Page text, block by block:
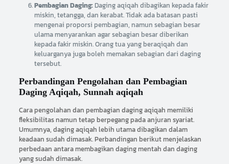
Pembagian Daging:Daging aqiqah dibagikan kepada fakir
miskin, tetangga, dan kerabat. Tidak ada batasan pasti
mengenai proporsi pembagian, namun sebagian besar
ulama menyarankan agar sebagian besar diberikan
kepada fakir miskin. Orang tua yang beraqiqah dan
keluarganya juga boleh memakan sebagian dari daging
tersebut.
Perbandingan Pengolahan dan Pembagian
Daging Aqiqah, Sunnah aqiqah
Cara pengolahan dan pembagian daging aqiqah memiliki
fleksibilitas namun tetap berpegang pada anjuran syariat.
Umumnya, daging aqiqah lebih utama dibagikan dalam
keadaan sudah dimasak. Perbandingan berikut menjelaskan
perbedaan antara membagikan daging mentah dan daging
yang sudah dimasak.